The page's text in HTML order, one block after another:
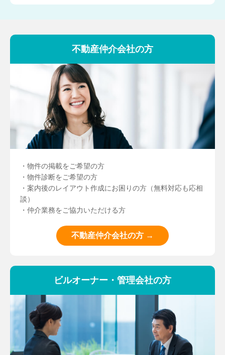
不動産仲介会社の方
・物件の掲載をご希望の方
・物件診断をご希望の方
・案内後のレイアウト作成にお困りの方（無料対応も応相
談）
・仲介業務をご協力いただける方
不動産仲介会社の方 →
ビルオーナー・管理会社の方